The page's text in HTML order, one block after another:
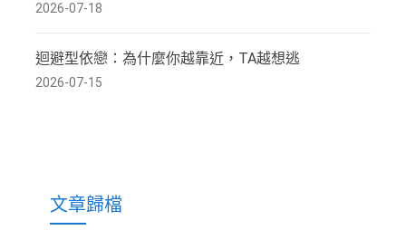
2026-07-18
迴避型依戀：為什麼你越靠近，TA越想逃
2026-07-15
文章歸檔